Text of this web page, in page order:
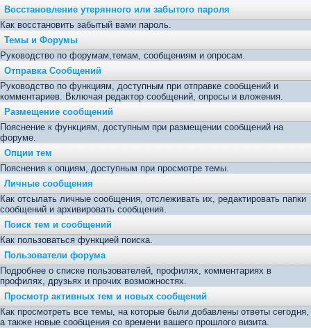
Восстановление утерянного или забытого пароля
Как восстановить забытый вами пароль.
Темы и Форумы
Руководство по форумам,темам, сообщениям и опросам.
Отправка Сообщений
Руководство по функциям, доступным при отправке сообщений и
комментариев. Включая редактор сообщений, опросы и вложения.
Размещение сообщений
Пояснение к функциям, доступным при размещении сообщений на
форуме.
Опции тем
Пояснения к опциям, доступным при просмотре темы.
Личные сообщения
Как отсылать личные сообщения, отслеживать их, редактировать папки
сообщений и архивировать сообщения.
Поиск тем и сообщений
Как пользоваться функцией поиска.
Пользователи форума
Подробнее о списке пользователей, профилях, комментариях в
профилях, друзьях и прочих возможностях.
Просмотр активных тем и новых сообщений
Как просмотреть все темы, на которые были добавлены ответы сегодня,
а также новые сообщения со времени вашего прошлого визита.